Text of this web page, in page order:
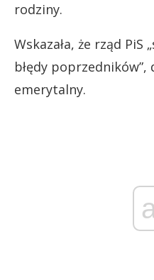
rodziny.
Wskazała, że rząd PiS
błędy
emerytalny.